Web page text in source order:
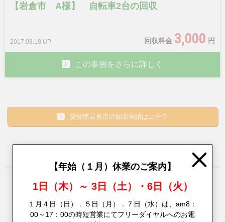
【岩倉市 A様】 自転車2台の回収
2017.08.18 UP 回収料金 3,000 円
この事例をさらに詳しく
愛知県岩倉市の回収実績はコチラ
愛知県岩倉市にお住いの お客様の声
【年始（１月）休業のご案内】
1日（木）～ 3日（土）・6日（火）
１月４日（日）．５日（月）．７日（水）は、am8：
00～17：00の時短営業にてフリーダイヤルへのお電
Close